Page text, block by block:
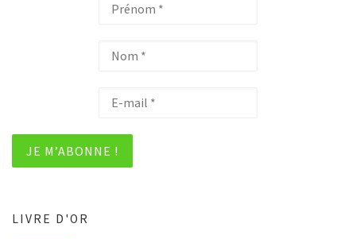
LIVRE D'OR